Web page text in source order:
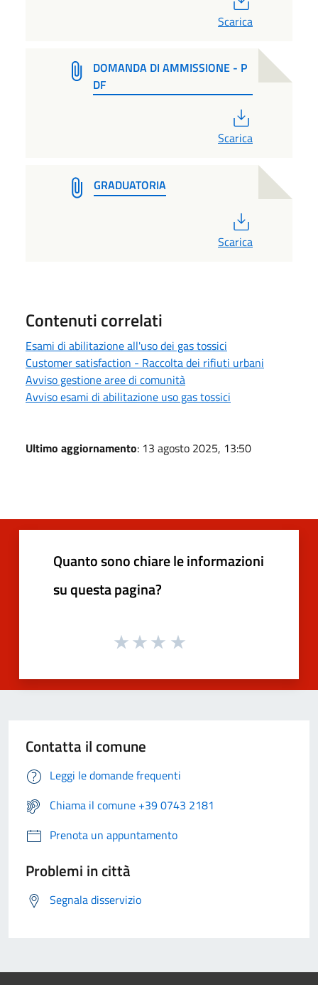
Scarica
DOMANDA DI AMMISSIONE - P
DF
Scarica
GRADUATORIA
Scarica
Contenuti correlati
Esami di abilitazione all'uso dei gas tossici
Customer satisfaction - Raccolta dei rifiuti urbani
Avviso gestione aree di comunità
Avviso esami di abilitazione uso gas tossici
Ultimo aggiornamento: 13 agosto 2025, 13:50
Quanto sono chiare le informazioni
su questa pagina?
Contatta il comune
Leggi le domande frequenti
Chiama il comune +39 0743 2181
Prenota un appuntamento
Problemi in città
Segnala disservizio